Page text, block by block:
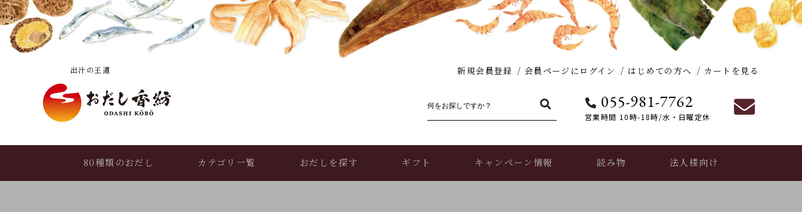
――― 出汁の王道 ――― 新規会員登録 会員ページにログイン はじめての方へ カートを見る
営業時間 10時-18時/水・日曜定休
80種類のおだし カテゴリ一覧 おだしを探す ギフト キャンペーン情報 読み物 法人様向け